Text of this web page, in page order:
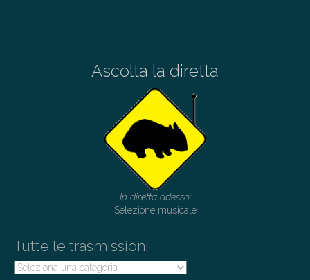
Ascolta la diretta
In diretta adesso:
Selezione musicale
Tutte le trasmissioni
Tutte